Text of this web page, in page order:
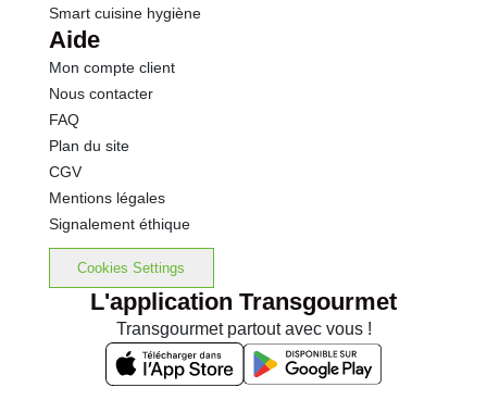
Smart cuisine hygiène
Aide
Mon compte client
Nous contacter
FAQ
Plan du site
CGV
Mentions légales
Signalement éthique
Cookies Settings
L'application Transgourmet
Transgourmet partout avec vous !